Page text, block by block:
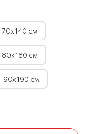
70х140 см
80х180 см
90х190 см